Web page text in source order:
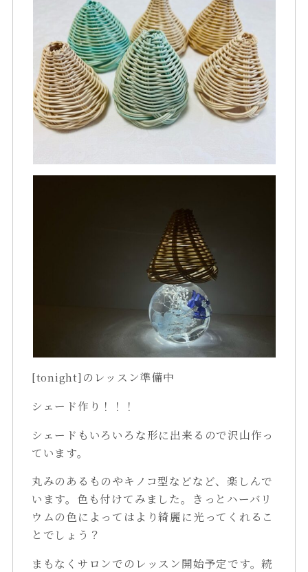
[tonight]のレッスン準備中
シェード作り！！！
シェードもいろいろな形に出来るので沢山作っ
ています。
丸みのあるものやキノコ型などなど、楽しんで
います。色も付けてみました。きっとハーバリ
ウムの色によってはより綺麗に光ってくれるこ
とでしょう？
まもなくサロンでのレッスン開始予定です。続